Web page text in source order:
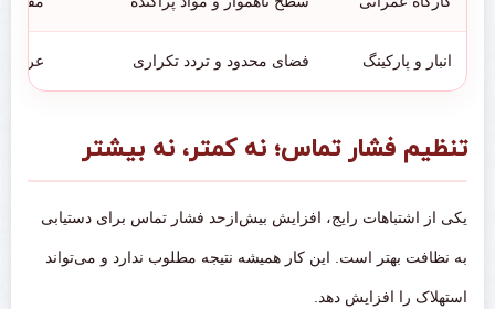
انبار و پارکینگ فضای محدود و تردد تکراری عرض
تنظیم فشار تماس؛ نه کمتر، نه بیشتر
یکی از اشتباهات رایج، افزایش بیش‌ازحد فشار تماس برای دستیابی
به نظافت بهتر است. این کار همیشه نتیجه مطلوب ندارد و می‌تواند
استهلاک را افزایش دهد.